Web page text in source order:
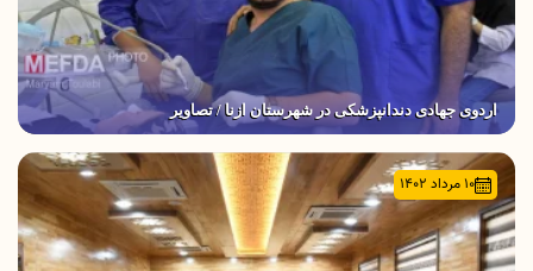
اردوی جهادی دندانپزشکی در شهرستان ازنا / تصاویر
۱۰ مرداد ۱۴۰۲